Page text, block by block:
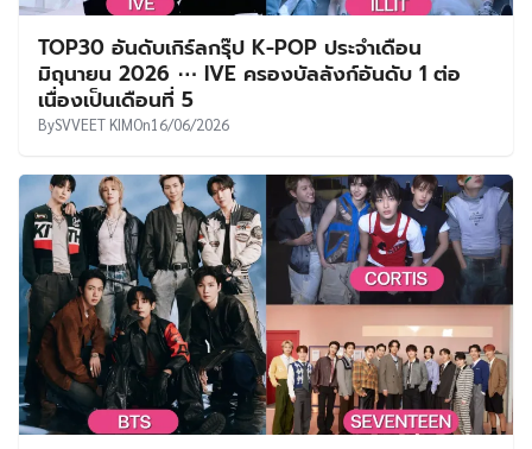
TOP30 อันดับเกิร์ลกรุ๊ป K-POP ประจำเดือน
มิถุนายน 2026 ⋯ IVE ครองบัลลังก์อันดับ 1 ต่อ
เนื่องเป็นเดือนที่ 5
BySVVEET KIMOn16/06/2026